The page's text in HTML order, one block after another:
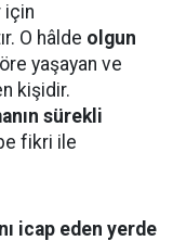
için
O hâlde olgun
yaşayan ve
kişidir.
sürekli
fikri ile
icap eden yerde